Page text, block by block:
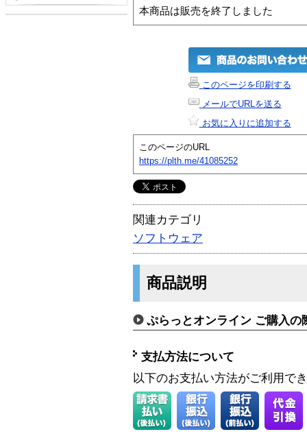
本商品は販売を終了しました
このページを印刷する
メールでURLを送る
お気に入りに追加する
このページのURL
https://plth.me/41085252
関連カテゴリ
ソフトウェア
商品説明
ぷらっとオンライン ご購入の
支払方法について
以下のお支払い方法がご利用で